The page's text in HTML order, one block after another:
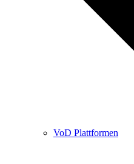
VoD Plattformen